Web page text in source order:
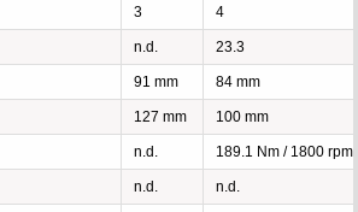
3 4
n.d. 23.3
91 mm 84 mm
127 mm 100 mm
n.d. 189.1 Nm / 1800 rpm
n.d. n.d.